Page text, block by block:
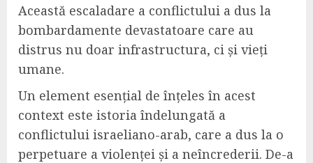
Această escaladare a conflictului a dus la
bombardamente devastatoare care au
distrus nu doar infrastructura, ci și vieți
umane.
Un element esențial de înțeles în acest
context este istoria îndelungată a
conflictului israeliano-arab, care a dus la o
perpetuare a violenței și a neîncrederii. De-a